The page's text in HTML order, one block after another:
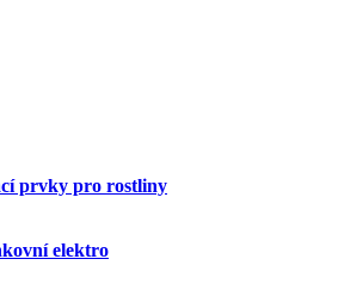
prvky pro rostliny
elektro